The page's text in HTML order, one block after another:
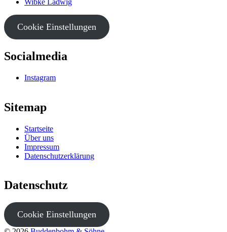
Cookie Einstellungen
Socialmedia
Instagram
Sitemap
Startseite
Über uns
Impressum
Datenschutzerklärung
Datenschutz
Cookie Einstellungen